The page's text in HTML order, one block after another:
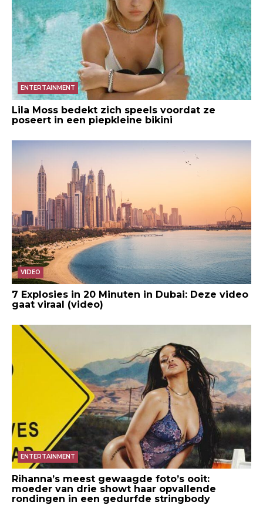
ENTERTAINMENT
Lila Moss bedekt zich speels voordat ze
poseert in een piepkleine bikini
VIDEO
7 Explosies in 20 Minuten in Dubai: Deze video
gaat viraal (video)
ENTERTAINMENT
Rihanna’s meest gewaagde foto’s ooit:
moeder van drie showt haar opvallende
rondingen in een gedurfde stringbody